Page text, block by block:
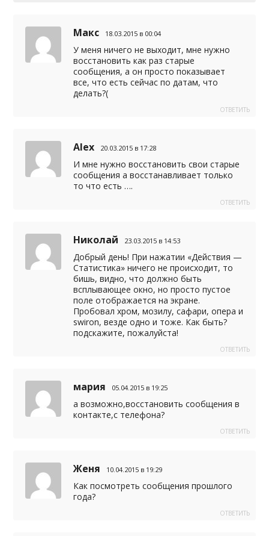
Макс 18.03.2015 в 00:04
У меня ничего не выходит, мне нужно
восстановить как раз старые
сообщения, а он просто показывает
все, что есть сейчас по датам, что
делать?(
ОТВЕТИТЬ
Alex 20.03.2015 в 17:28
И мне нужно восстановить свои старые
сообщения а восстанавливает только
то что есть ….
ОТВЕТИТЬ
Николай 23.03.2015 в 14:53
Добрый день! При нажатии «Действия —
Статистика» ничего не происходит, то
бишь, видно, что должно быть
всплывающее окно, но просто пустое
поле отображается на экране.
Пробовал хром, мозилу, сафари, опера и
swiron, везде одно и тоже. Как быть?
подскажите, пожалуйста!
ОТВЕТИТЬ
мария 05.04.2015 в 19:25
а возможно,восстановить сообщения в
контакте,с телефона?
ОТВЕТИТЬ
Женя 10.04.2015 в 19:29
Как посмотреть сообщения прошлого
года?
ОТВЕТИТЬ